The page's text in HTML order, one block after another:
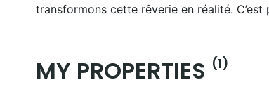
transformons cette rêverie en réalité.
MY PROPERTIES (1)